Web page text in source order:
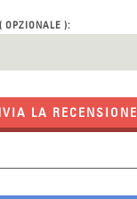
OPZIONALE ):
LA RECENSIONE